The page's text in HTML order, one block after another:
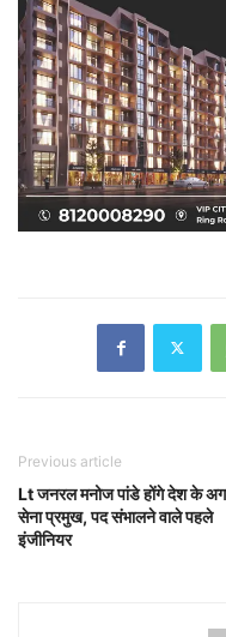
Previous article
Lt जनरल मनोज पांडे होंगे देश के
सेना प्रमुख, पद संभालने वाले पहले
इंजीनियर